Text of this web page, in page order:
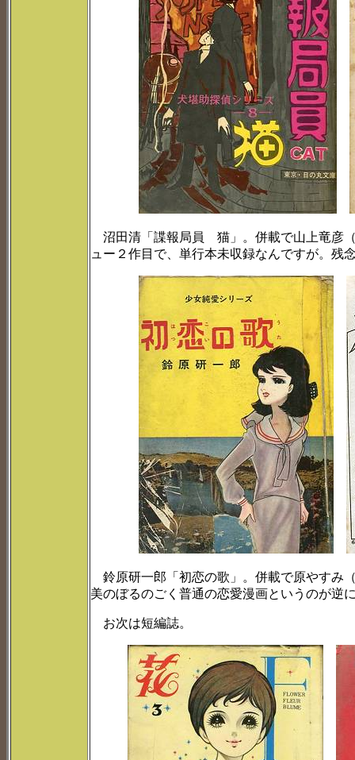
沼田清「諜報局員 猫」。併載で山上竜彦
ュー２作目で、単行本未収録なんですが。残
鈴原研一郎「初恋の歌」。併載で原やすみ
美のぼるのごく普通の恋愛漫画というのが逆
お次は短編誌。